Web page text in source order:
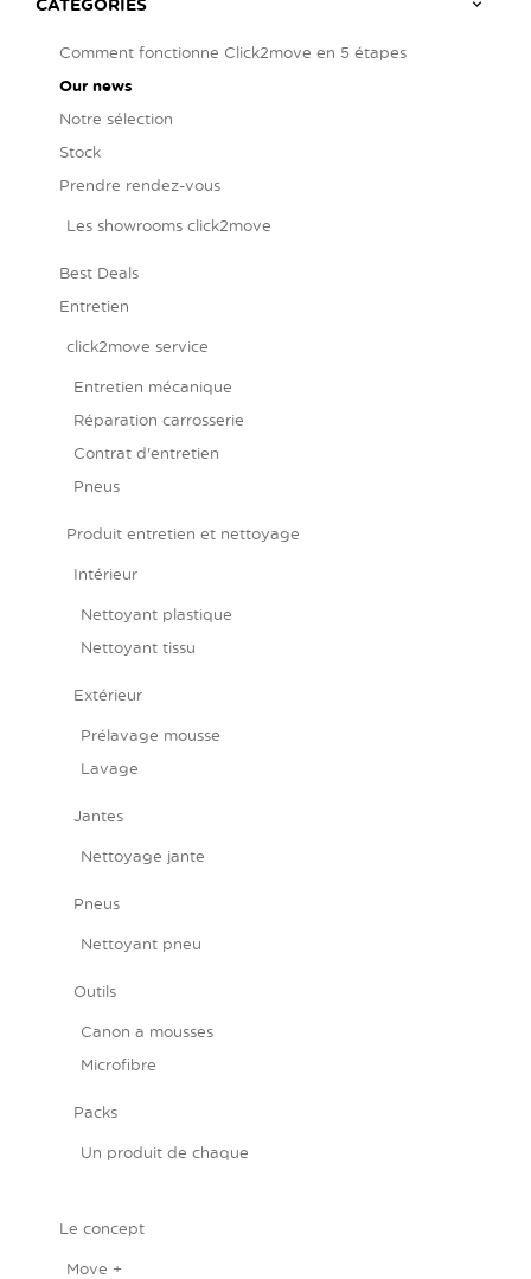
Comment fonctionne Click2move en 5 étapes
Our news
Notre sélection
Stock
Prendre rendez-vous
Les showrooms click2move
Best Deals
Entretien
click2move service
Entretien mécanique
Réparation carrosserie
Contrat d'entretien
Pneus
Produit entretien et nettoyage
Intérieur
Nettoyant plastique
Nettoyant tissu
Extérieur
Prélavage mousse
Lavage
Jantes
Nettoyage jante
Pneus
Nettoyant pneu
Outils
Canon a mousses
Microfibre
Packs
Un produit de chaque
Le concept
Move +